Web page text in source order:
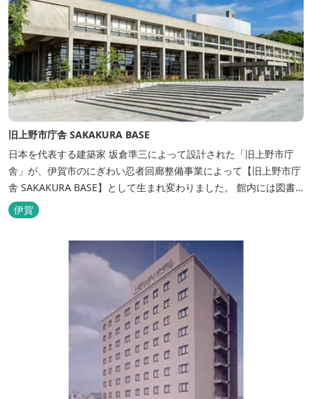
旧上野市庁舎 SAKAKURA BASE
日本を代表する建築家 坂倉準三によって設計された「旧上野市庁
舎」が、伊賀市のにぎわい忍者回廊整備事業によって【旧上野市庁
舎 SAKAKURA BASE】として生まれ変わりました。 館内には図書
館やホテル、カフェがあるほか、観光案内所「伊賀市観光インフォ
メーションセンター」や伊賀の逸品を取り揃えた「伊賀百貨
Souvenir Shop」も併殺されています。
伊賀